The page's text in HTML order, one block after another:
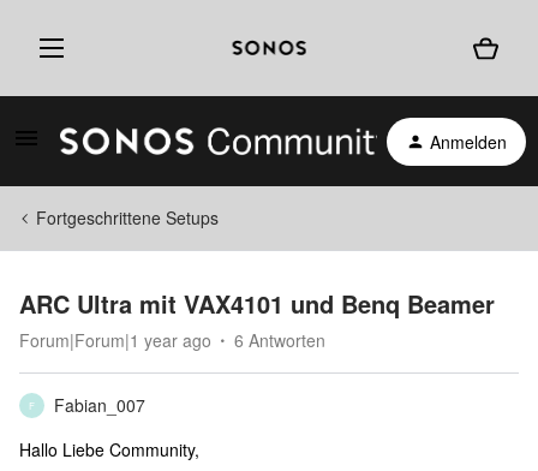
Anmelden
Fortgeschrittene Setups
ARC Ultra mit VAX4101 und Benq Beamer
Forum|Forum|1 year ago 6 Antworten
F
Fabian_007
Hallo Liebe Community,